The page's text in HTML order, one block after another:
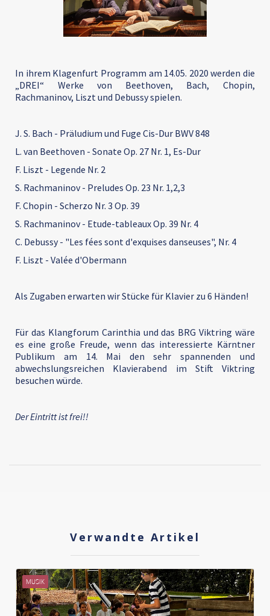
In ihrem Klagenfurt Programm am 14.05. 2020 werden die
„DREI“ Werke von Beethoven, Bach, Chopin,
Rachmaninov, Liszt und Debussy spielen.
J. S. Bach - Präludium und Fuge Cis-Dur BWV 848
L. van Beethoven - Sonate Op. 27 Nr. 1, Es-Dur
F. Liszt - Legende Nr. 2
S. Rachmaninov - Preludes Op. 23 Nr. 1,2,3
F. Chopin - Scherzo Nr. 3 Op. 39
S. Rachmaninov - Etude-tableaux Op. 39 Nr. 4
C. Debussy - "Les fées sont d'exquises danseuses", Nr. 4
F. Liszt - Valée d'Obermann
Als Zugaben erwarten wir Stücke für Klavier zu 6 Händen!
Für das Klangforum Carinthia und das BRG Viktring wäre
es eine große Freude, wenn das interessierte Kärntner
Publikum am 14. Mai den sehr spannenden und
abwechslungsreichen Klavierabend im Stift Viktring
besuchen würde.
Der Eintritt ist frei!!
Verwandte Artikel
MUSIK